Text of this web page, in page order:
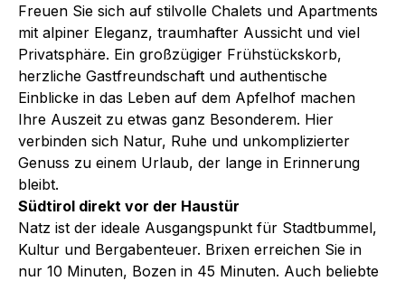
Freuen Sie sich auf stilvolle Chalets und Apartments
mit alpiner Eleganz, traumhafter Aussicht und viel
Privatsphäre. Ein großzügiger Frühstückskorb,
herzliche Gastfreundschaft und authentische
Einblicke in das Leben auf dem Apfelhof machen
Ihre Auszeit zu etwas ganz Besonderem. Hier
verbinden sich Natur, Ruhe und unkomplizierter
Genuss zu einem Urlaub, der lange in Erinnerung
bleibt.
Südtirol direkt vor der Haustür
Natz ist der ideale Ausgangspunkt für Stadtbummel,
Kultur und Bergabenteuer. Brixen erreichen Sie in
nur 10 Minuten, Bozen in 45 Minuten. Auch beliebte